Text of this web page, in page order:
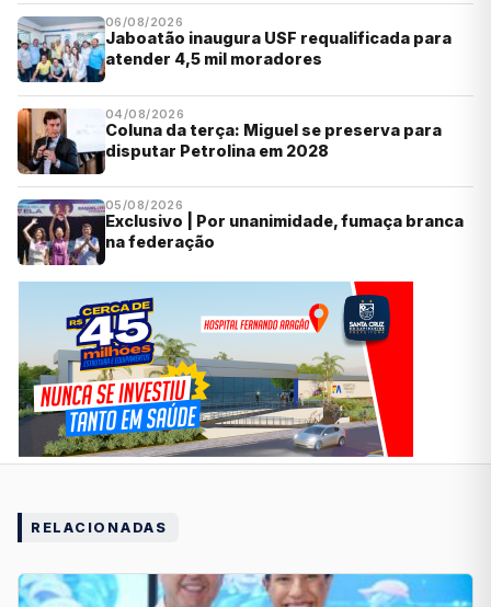
06/08/2026
Jaboatão inaugura USF requalificada para
atender 4,5 mil moradores
04/08/2026
Coluna da terça: Miguel se preserva para
disputar Petrolina em 2028
05/08/2026
Exclusivo | Por unanimidade, fumaça branca
na federação
RELACIONADAS